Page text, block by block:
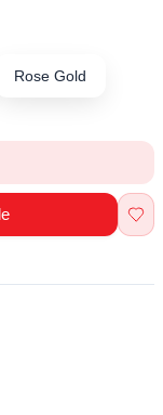
Rose Gold